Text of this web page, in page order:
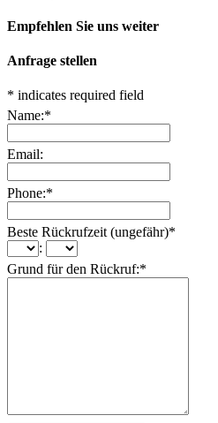
Empfehlen Sie uns weiter
Anfrage stellen
* indicates required field
Name:*
Email:
Phone:*
Beste Rückrufzeit (ungefähr)*
:
Grund für den Rückruf:*